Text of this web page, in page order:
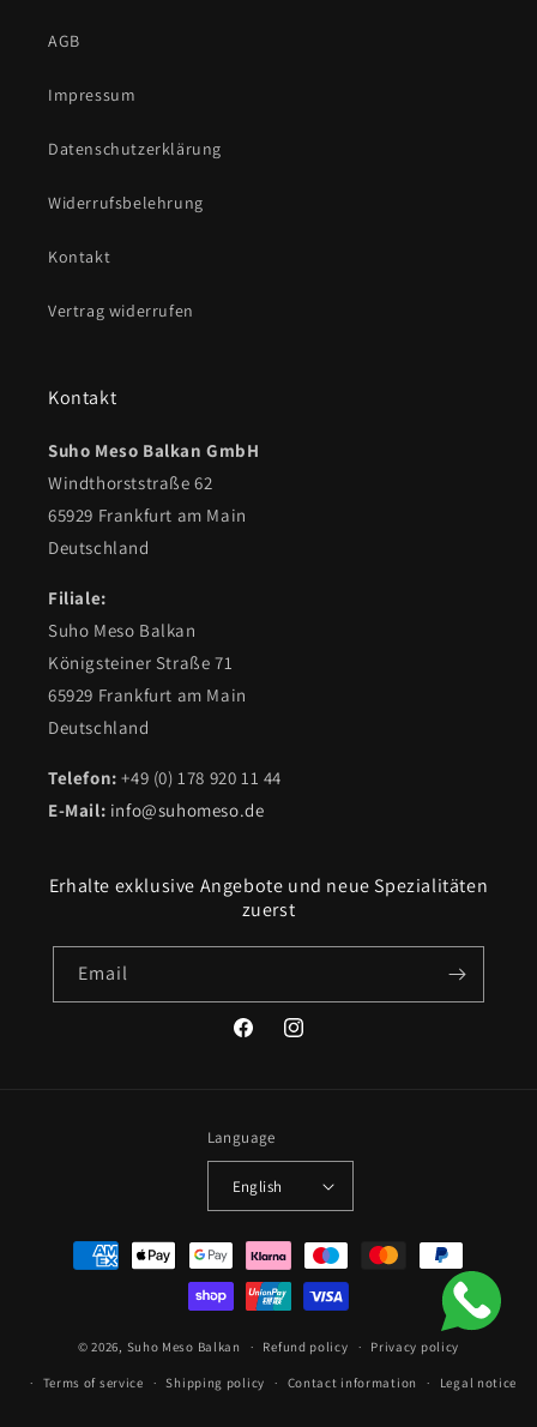
AGB
Impressum
Datenschutzerklärung
Widerrufsbelehrung
Kontakt
Vertrag widerrufen
Kontakt
Suho Meso Balkan GmbH
Windthorststraße 62
65929 Frankfurt am Main
Deutschland
Filiale:
Suho Meso Balkan
Königsteiner Straße 71
65929 Frankfurt am Main
Deutschland
Telefon: +49 (0) 178 920 11 44
E-Mail: info@suhomeso.de
Erhalte exklusive Angebote und neue Spezialitäten
zuerst
Email
FacebookInstagram
Language
English
Payment
methods
© 2026, Suho Meso Balkan Refund policy Privacy policy
Terms of service Shipping policy Contact information Legal notice